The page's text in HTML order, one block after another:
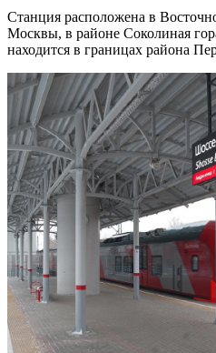
Станция расположена в
Москвы, в районе Соколиная
находится в границах района